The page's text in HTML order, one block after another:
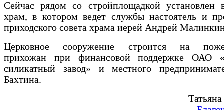
Сейчас рядом со стройплощадкой установлен
храм, в котором ведет службы настоятель и
приходского совета храма иерей Андрей
Церковное сооружение строится на
прихожан при финансовой поддержке ОАО
силикатный завод» и местного
Бахтина.